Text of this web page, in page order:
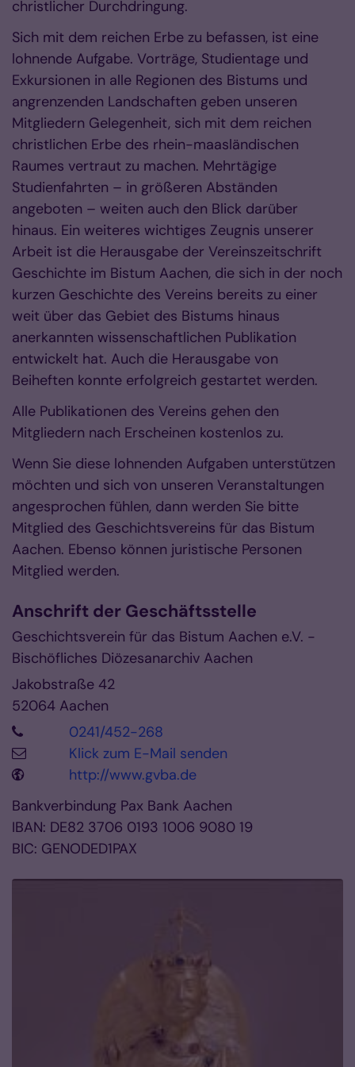
christlicher Durchdringung.
Sich mit dem reichen Erbe zu befassen, ist eine
lohnende Aufgabe. Vorträge, Studientage und
Exkursionen in alle Regionen des Bistums und
angrenzenden Landschaften geben unseren
Mitgliedern Gelegenheit, sich mit dem reichen
christlichen Erbe des rhein-maasländischen
Raumes vertraut zu machen. Mehrtägige
Studienfahrten – in größeren Abständen
angeboten – weiten auch den Blick darüber
hinaus. Ein weiteres wichtiges Zeugnis unserer
Arbeit ist die Herausgabe der Vereinszeitschrift
Geschichte im Bistum Aachen, die sich in der noch
kurzen Geschichte des Vereins bereits zu einer
weit über das Gebiet des Bistums hinaus
anerkannten wissenschaftlichen Publikation
entwickelt hat. Auch die Herausgabe von
Beiheften konnte erfolgreich gestartet werden.
Alle Publikationen des Vereins gehen den
Mitgliedern nach Erscheinen kostenlos zu.
Wenn Sie diese lohnenden Aufgaben unterstützen
möchten und sich von unseren Veranstaltungen
angesprochen fühlen, dann werden Sie bitte
Mitglied des Geschichtsvereins für das Bistum
Aachen. Ebenso können juristische Personen
Mitglied werden.
Anschrift der Geschäftsstelle
Geschichtsverein für das Bistum Aachen e.V. -
Bischöfliches Diözesanarchiv Aachen
Jakobstraße 42
52064 Aachen
0241/452-268
Klick zum E-Mail senden
http://www.gvba.de
Bankverbindung Pax Bank Aachen
IBAN: DE82 3706 0193 1006 9080 19
BIC: GENODED1PAX